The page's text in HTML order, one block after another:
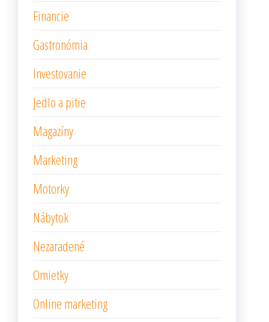
Financie
Gastronómia
Investovanie
Jedlo a pitie
Magazíny
Marketing
Motorky
Nábytok
Nezaradené
Omietky
Online marketing